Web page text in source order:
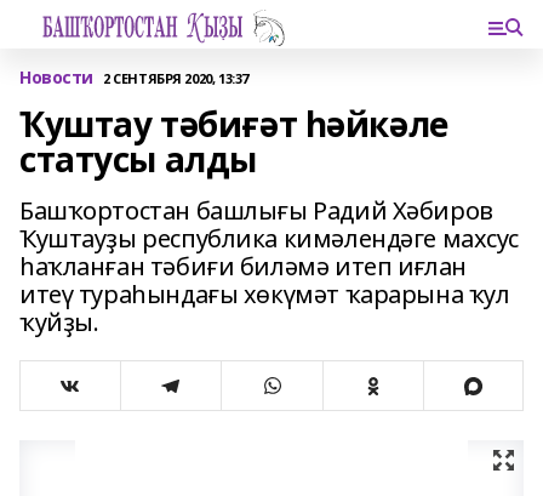
Новости 2 СЕНТЯБРЯ 2020, 13:37
Ҡуштау тәбиғәт һәйкәле
статусы алды
Башҡортостан башлығы Радий Хәбиров
Ҡуштауҙы республика кимәлендәге махсус
һаҡланған тәбиғи биләмә итеп иғлан
итеү тураһындағы хөкүмәт ҡарарына ҡул
ҡуйҙы.